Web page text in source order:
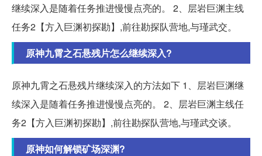
继续深入是随着任务推进慢慢点亮的。 2、层岩巨渊主线
任务2【方入巨渊初探勘】,前往勘探队营地,与瑾武交。
原神九霄之石悬残片怎么继续深入?
原神九霄之石悬残片继续深入的方法如下 1、层岩巨渊继
续深入是随着任务推进慢慢点亮的。 2、层岩巨渊主线任
务2【方入巨渊初探勘】,前往勘探队营地,与瑾武交谈。
原神如何解锁矿场深渊?